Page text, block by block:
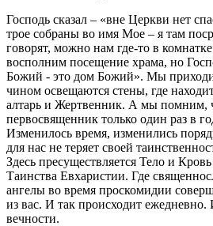
Господь сказал – «вне Церкви нет
трое собраны во имя Мое – я там
говорят, можно нам где-то в
восполним посещение храма, но
Божий - это дом Божий». Мы
чином освещаются стены, где
алтарь и Жертвенник. А мы помним,
первосвященник только один раз в
Изменилось время, изменились
для нас не теряет своей
Здесь пресуществляется Тело и
Таинства Евхаристии. Где
ангелы во время проскомидии
из вас. И так происходит
вечности.